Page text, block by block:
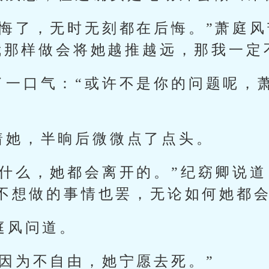
了，无时无刻都在后悔。”萧庭
样做会将她越推越远，那我一定
一口气：“或许不是你的问题呢，
，半晌后微微点了点头。
么，她都会离开的。”纪窈卿说
想做的事情也罢，无论如何她都
问道。
为不自由，她宁愿去死。”